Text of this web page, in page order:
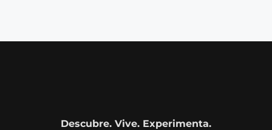
Descubre. Vive. Experimenta.